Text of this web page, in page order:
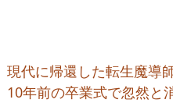
現代に帰還した転生魔導
10年前の卒業式で忽然と